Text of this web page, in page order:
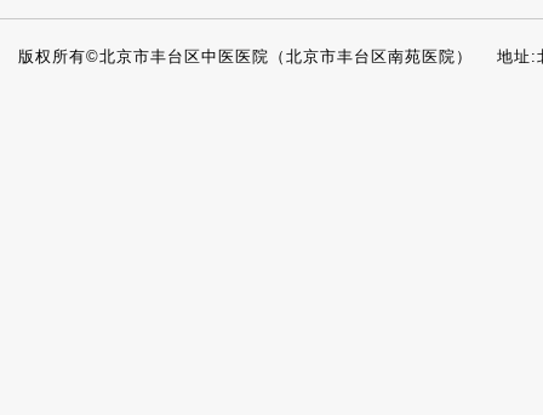
版权所有©北京市丰台区中医医院（北京市丰台区南苑医院） 地